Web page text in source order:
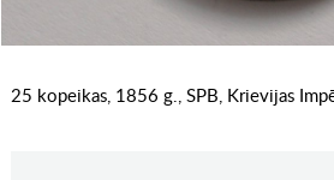
25 kopeikas, 1856 g., SPB, Krievijas